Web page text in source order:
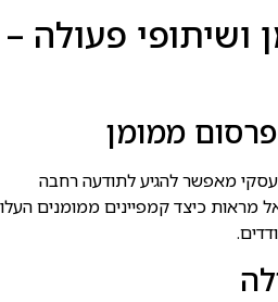
ושיתופי פעולה –
ממומן
מאפשר להגיע לתודעה רחבה
מראות כיצד קמפיינים ממומנים העלו